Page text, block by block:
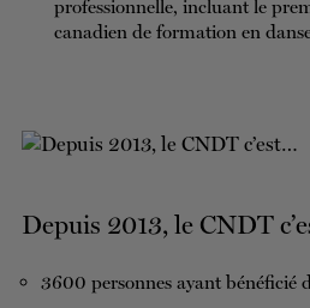
professionnelle, incluant le
canadien de formation en
Depuis 2013, le CNDT
3600 personnes ayant bénéficié